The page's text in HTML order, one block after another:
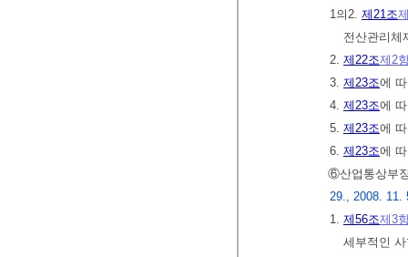
1의2. 제21조
전산관리체
2. 제22조제2
3. 제23조에
4. 제23조에
5. 제23조에
6. 제23조에
⑥산업통상부
29., 2008. 11.
1. 제56조제3
세부적인